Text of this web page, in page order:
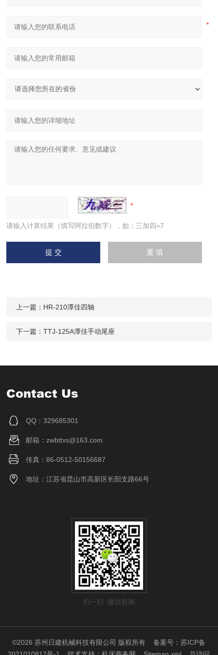
请输入计算结果（填写阿拉伯数字），如：三加四=7
上一篇： HR-210潭佳四轴
下一篇：TTJ-125A潭佳手动尾座
Contact Us
QQ：329685301
邮箱：zwbttxs@163.com
传真：86-0512-50156687
地址：江苏省昆山市高新区长阳支路66号
扫一扫 微信咨询
©2026 苏州日建机械科技有限公司 版权所有备案号：苏ICP备